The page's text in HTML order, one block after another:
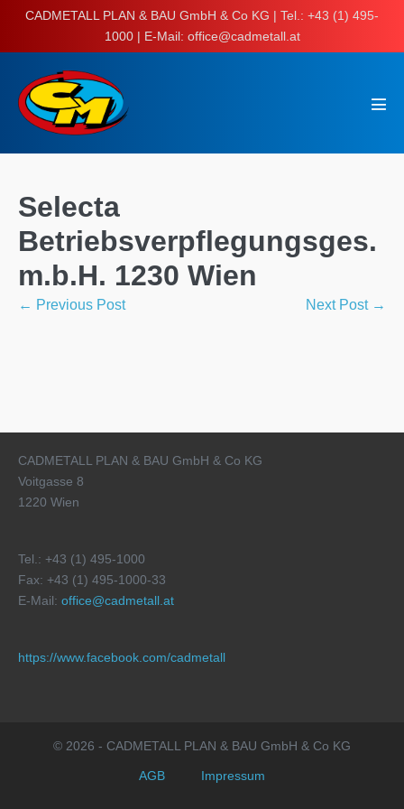
SkipCADMETALL PLAN & BAU GmbH & Co KG | Tel.: +43 (1) 495-
1000 | E-Mail: office@cadmetall.at
Selecta
Betriebsverpflegungsges.
m.b.H. 1230 Wien
Post
← Previous Post Next Post →
CADMETALL PLAN & BAU GmbH & Co KG
Voitgasse 8
1220 Wien
Tel.: +43 (1) 495-1000
Fax: +43 (1) 495-1000-33
E-Mail: office@cadmetall.at
https://www.facebook.com/cadmetall
© 2026 - CADMETALL PLAN & BAU GmbH & Co KG
AGB Impressum